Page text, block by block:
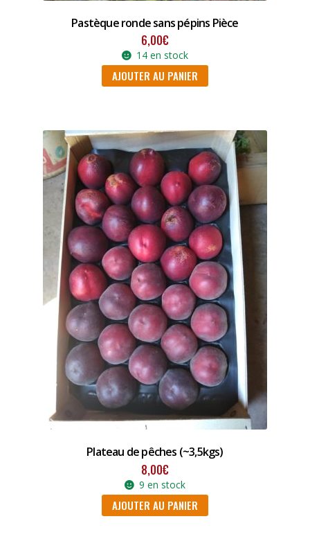
Pastèque ronde sans pépins Pièce
6,00€
14 en stock
AJOUTER AU PANIER
Plateau de pêches (~3,5kgs)
8,00€
9 en stock
AJOUTER AU PANIER